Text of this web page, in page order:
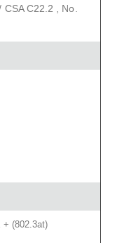
CSA C22.2
No.
+ (802.3at)